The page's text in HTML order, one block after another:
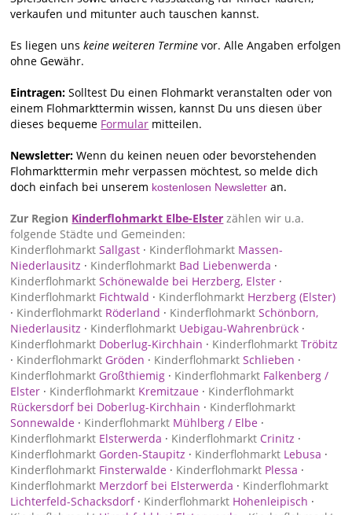
verkaufen und mitunter auch tauschen kannst.
Es liegen unskeine weiteren Termine vor. Alle Angaben erfolgen
ohne Gewähr.
Eintragen:Solltest Du einen Flohmarkt veranstalten oder von
einem Flohmarkttermin wissen, kannst Du uns diesen über
dieses bequeme Formular mitteilen.
Newsletter: Wenn du keinen neuen oder bevorstehenden
Flohmarkttermin mehr verpassen möchtest, so melde dich
doch einfach bei unserem kostenlosen Newsletter an.
Zur Region Kinderflohmarkt Elbe-Elster zählen wir u.a.
folgende Städte und Gemeinden:
Kinderflohmarkt Sallgast · Kinderflohmarkt Massen-
Niederlausitz · Kinderflohmarkt Bad Liebenwerda ·
Kinderflohmarkt Schönewalde bei Herzberg, Elster ·
Kinderflohmarkt Fichtwald · Kinderflohmarkt Herzberg (Elster)
· Kinderflohmarkt Röderland · Kinderflohmarkt Schönborn,
Niederlausitz · Kinderflohmarkt Uebigau-Wahrenbrück ·
Kinderflohmarkt Doberlug-Kirchhain · Kinderflohmarkt Tröbitz
· Kinderflohmarkt Gröden · Kinderflohmarkt Schlieben ·
Kinderflohmarkt Großthiemig · Kinderflohmarkt Falkenberg /
Elster · Kinderflohmarkt Kremitzaue · Kinderflohmarkt
Rückersdorf bei Doberlug-Kirchhain · Kinderflohmarkt
Sonnewalde · Kinderflohmarkt Mühlberg / Elbe ·
Kinderflohmarkt Elsterwerda · Kinderflohmarkt Crinitz ·
Kinderflohmarkt Gorden-Staupitz · Kinderflohmarkt Lebusa ·
Kinderflohmarkt Finsterwalde · Kinderflohmarkt Plessa ·
Kinderflohmarkt Merzdorf bei Elsterwerda · Kinderflohmarkt
Lichterfeld-Schacksdorf· Kinderflohmarkt Hohenleipisch ·